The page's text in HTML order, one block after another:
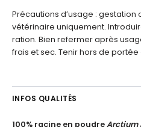
Précautions d’usage : gestation
vétérinaire uniquement.
ration. Bien refermer après
frais et sec. Tenir hors de portée
INFOS QUALITÉS
100% racine en poudreArctium